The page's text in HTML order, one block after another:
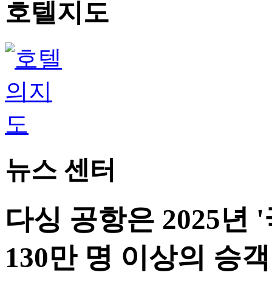
호텔지도
뉴스 센터
다싱 공항은 2025년
130만 명 이상의 승